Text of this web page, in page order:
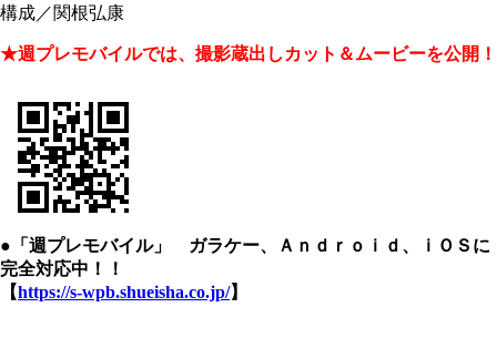
構成／関根弘康
★週プレモバイルでは、撮影蔵出しカット＆ムービーを公開！
●「週プレモバイル」 ガラケー、Ａｎｄｒｏｉｄ、ｉＯＳに
完全対応中！！
【https://s-wpb.shueisha.co.jp/】